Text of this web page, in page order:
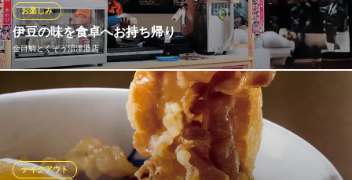
伊豆の味を食卓へお持ち帰り
金目鯛とくぞう沼津港店
お楽しみ
店舗には直売所を併設。 ご家庭で専門店の味を再現できる「秘伝
の煮汁」をはじめ、煮魚、ひものなど、伊豆の特産品を豊富にご
用意しております。 お食事の記念に、大切な方への贈り物に、ぜ
ひお立ち寄りください。
テイクアウト